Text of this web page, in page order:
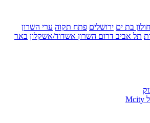
ים ירושלים פתח תקוה ערי השרון
דרום השרון אשדוד/אשקלון באר